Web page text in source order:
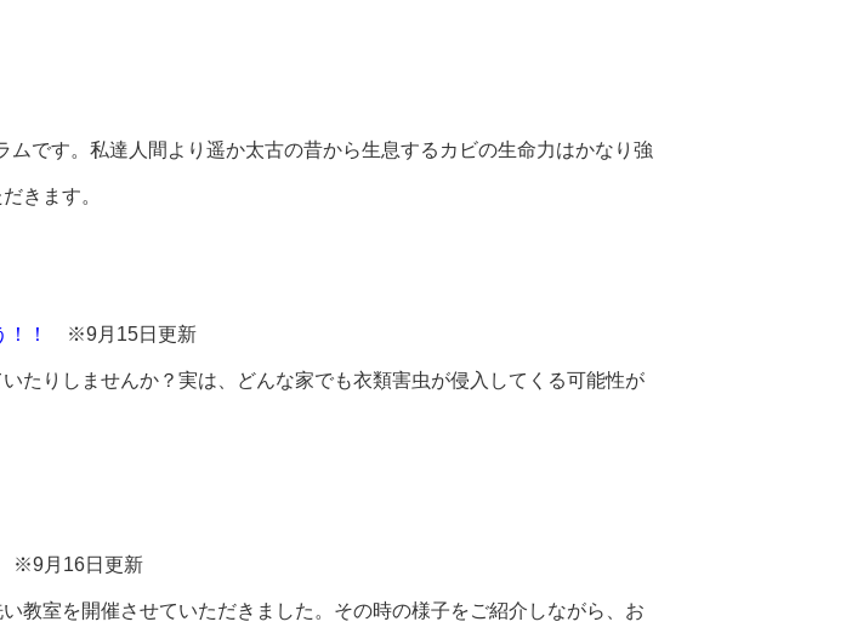
です。私達人間より遥か太古の昔から生息するカビの生命力はかなり強
きます。
！ ※9月15日更新
たりしませんか？実は、どんな家でも衣類害虫が侵入してくる可能性が
※9月16日更新
室を開催させていただきました。その時の様子をご紹介しながら、お